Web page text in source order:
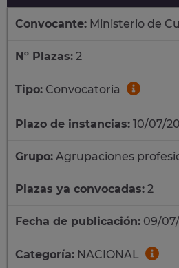
Convocante: Ministerio de
Nº Plazas: 2
Tipo: Convocatoria
Plazo de instancias: 10/07/
Grupo: Agrupaciones
Plazas ya convocadas: 2
Fecha de publicación: 09/
Categoría: NACIONAL